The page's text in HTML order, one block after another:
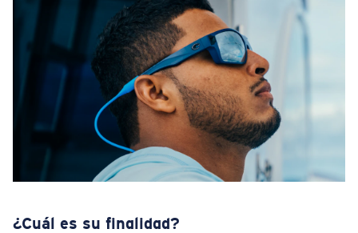
¿Cuál es su finalidad?